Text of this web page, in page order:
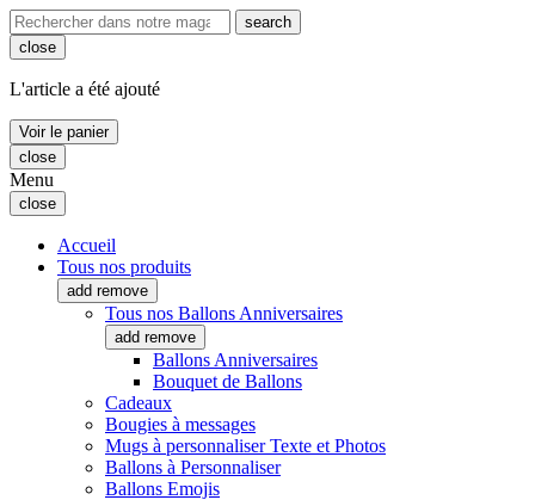
search
close
L'article a été ajouté
Voir le panier
close
Menu
close
Accueil
Tous nos produits
add remove
Tous nos Ballons Anniversaires
add remove
Ballons Anniversaires
Bouquet de Ballons
Cadeaux
Bougies à messages
Mugs à personnaliser Texte et Photos
Ballons à Personnaliser
Ballons Emojis